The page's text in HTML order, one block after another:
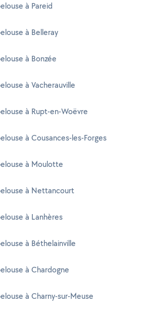
à Pareid
à Belleray
à Bonzée
à Vacherauville
à Rupt-en-Woëvre
à Cousances-les-Forges
à Moulotte
à Nettancourt
à Lanhères
à Béthelainville
à Chardogne
à Charny-sur-Meuse